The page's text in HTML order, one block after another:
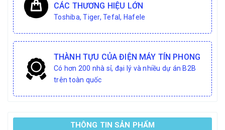
CÁC THƯƠNG HIỆU LỚN
Toshiba, Tiger, Tefal, Hafele
THÀNH TỰU CỦA ĐIỆN MÁY TÍN PHONG
Có hơn 200 nhà sỉ, đại lý và nhiều dự án B2B
trên toàn quốc
THÔNG TIN SẢN PHẨM